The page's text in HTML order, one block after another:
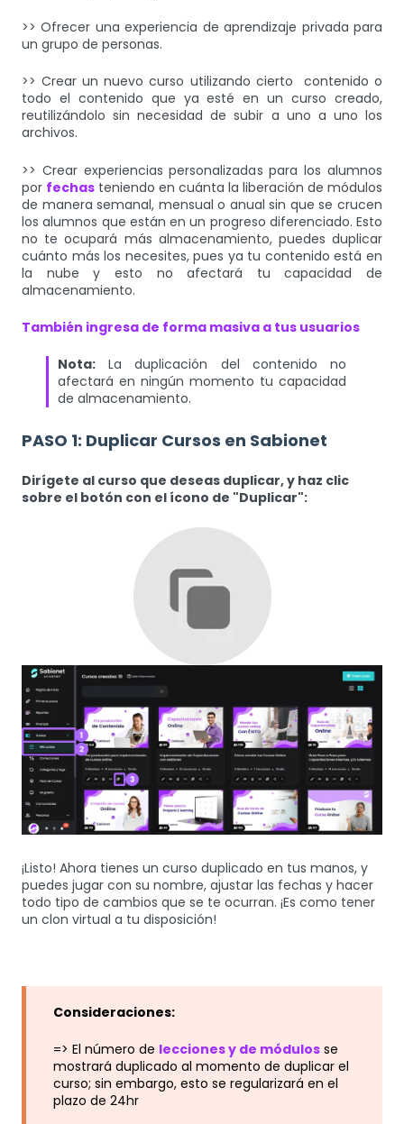
>> Ofrecer una experiencia de aprendizaje privada para
un grupo de personas.
>> Crear un nuevo curso utilizando cierto contenido o
todo el contenido que ya esté en un curso creado,
reutilizándolo sin necesidad de subir a uno a uno los
archivos.
>> Crear experiencias personalizadas para los alumnos
por fechas teniendo en cuánta la liberación de módulos
de manera semanal, mensual o anual sin que se crucen
los alumnos que están en un progreso diferenciado. Esto
no te ocupará más almacenamiento, puedes duplicar
cuánto más los necesites, pues ya tu contenido está en
la nube y esto no afectará tu capacidad de
almacenamiento.
También ingresa de forma masiva a tus usuarios
Nota: La duplicación del contenido no
afectará en ningún momento tu capacidad
de almacenamiento.
PASO 1: Duplicar Cursos en Sabionet
Dirígete al curso que deseas duplicar, y haz clic
sobre el botón con el ícono de "Duplicar":
¡Listo! Ahora tienes un curso duplicado en tus manos, y
puedes jugar con su nombre, ajustar las fechas y hacer
todo tipo de cambios que se te ocurran. ¡Es como tener
un clon virtual a tu disposición!
Consideraciones:
=> El número de lecciones y de módulos se
mostrará duplicado al momento de duplicar el
curso; sin embargo, esto se regularizará en el
plazo de 24hr